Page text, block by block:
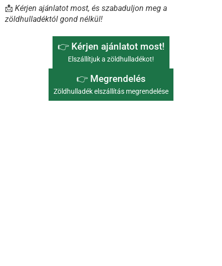
📩 Kérjen ajánlatot most, és szabaduljon meg a
zöldhulladéktól gond nélkül!
👉 Kérjen ajánlatot most!
Elszállítjuk a zöldhulladékot!
👉 Megrendelés
Zöldhulladék elszállítás megrendelése